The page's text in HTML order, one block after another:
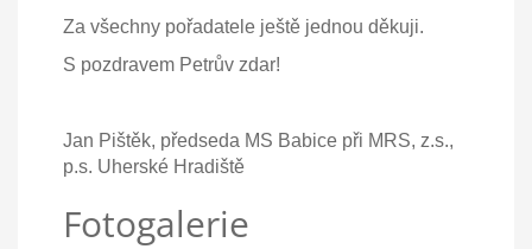
Za všechny pořadatele ještě jednou děkuji.
S pozdravem Petrův zdar!
Jan Pištěk, předseda MS Babice při MRS, z.s.,
p.s. Uherské Hradiště
Fotogalerie